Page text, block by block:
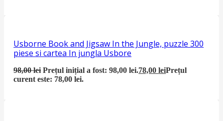
Usborne Book and Jigsaw In the Jungle, puzzle 300
piese si cartea In jungla Usbore
98,00lei Prețul inițial a fost: 98,00 lei.78,00leiPrețul
curent este: 78,00 lei.